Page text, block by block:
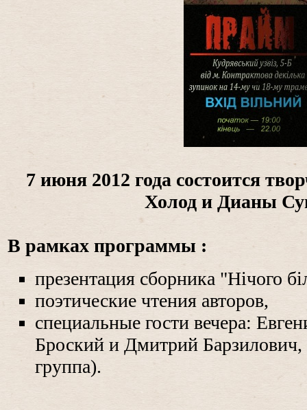
7 июня 2012 года состоится
Холод и Дианы
В рамках программы :
презентация сборника "Нічого
поэтические чтения авторов,
специальные гости вечера:
Броский и Дмитрий
группа).